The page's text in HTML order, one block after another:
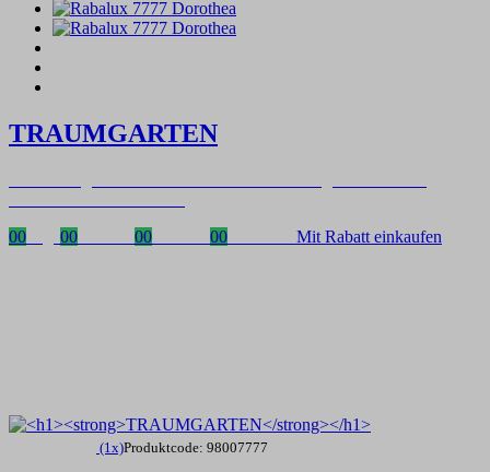
TRAUMGARTEN
00
00 00 00 Mit Rabatt einkaufen
(1x)Produktcode: 98007777